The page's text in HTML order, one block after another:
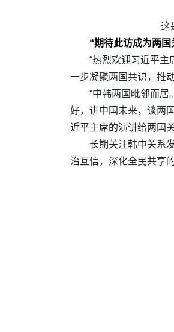
这
“期待此访成为两国
“热烈欢迎习近平
一步凝聚两国共识，推
“中韩两国毗邻而
好，讲中国未来，谈两
近平主席的演讲给两国
长期关注韩中关系
治互信，深化全民共享